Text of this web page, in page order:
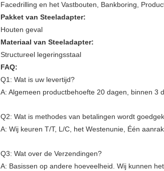
Facedrilling en het Vastbouten, Bankboring,
Pakket van Steeladapter:
Houten geval
Materiaal van Steeladapter:
Structureel legeringsstaal
FAQ:
Q1: Wat is uw levertijd?
A: Algemeen productbehoefte 20 dagen, binnen 3
Q2: Wat is methodes van betalingen wordt
A: Wij keuren T/T, L/C, het Westenunie, Één
Q3: Wat over de Verzendingen?
A: Basissen op andere hoeveelheid. Wij kunnen